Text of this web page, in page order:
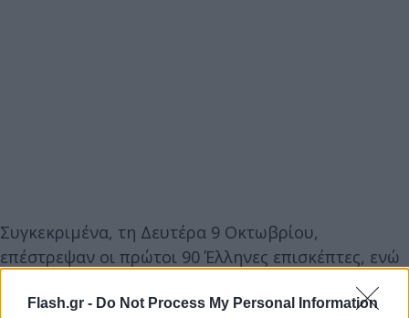
Flash.gr - Do Not Process My Personal Information
Συγκεκριμένα, τη Δευτέρα 9 Οκτωβρίου,
επέστρεψαν οι πρώτοι 90 Έλληνες επισκέπτες, ενώ
Πέμπτη 12 Οκτωβρίου, επέστρεψαν 72 Έλληνες